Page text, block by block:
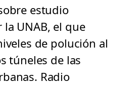
estudio
UNAB, el que
de polución al
túneles de las
Radio